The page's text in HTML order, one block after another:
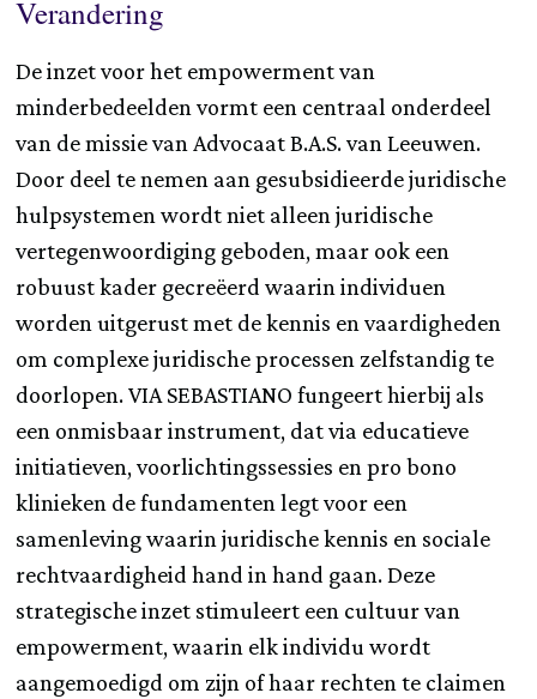
Verandering
De inzet voor het empowerment van
minderbedeelden vormt een centraal onderdeel
van de missie van Advocaat B.A.S. van Leeuwen.
Door deel te nemen aan gesubsidieerde juridische
hulpsystemen wordt niet alleen juridische
vertegenwoordiging geboden, maar ook een
robuust kader gecreëerd waarin individuen
worden uitgerust met de kennis en vaardigheden
om complexe juridische processen zelfstandig te
doorlopen. VIA SEBASTIANO fungeert hierbij als
een onmisbaar instrument, dat via educatieve
initiatieven, voorlichtingssessies en pro bono
klinieken de fundamenten legt voor een
samenleving waarin juridische kennis en sociale
rechtvaardigheid hand in hand gaan. Deze
strategische inzet stimuleert een cultuur van
empowerment, waarin elk individu wordt
aangemoedigd om zijn of haar rechten te claimen